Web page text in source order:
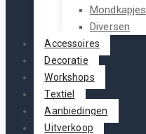
Mondkapjes
Diversen
Accessoires
Decoratie
Workshops
Textiel
Aanbiedingen
Uitverkoop